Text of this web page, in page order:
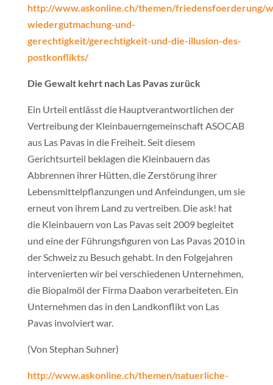
http://www.askonline.ch/themen/friedensfoerderung/
wiedergutmachung-und-
gerechtigkeit/gerechtigkeit-und-die-illusion-des-
postkonflikts/
Die Gewalt kehrt nach Las Pavas zurück
Ein Urteil entlässt die Hauptverantwortlichen der
Vertreibung der Kleinbauerngemeinschaft ASOCAB
aus Las Pavas in die Freiheit. Seit diesem
Gerichtsurteil beklagen die Kleinbauern das
Abbrennen ihrer Hütten, die Zerstörung ihrer
Lebensmittelpflanzungen und Anfeindungen, um sie
erneut von ihrem Land zu vertreiben. Die ask! hat
die Kleinbauern von Las Pavas seit 2009 begleitet
und eine der Führungsfiguren von Las Pavas 2010 in
der Schweiz zu Besuch gehabt. In den Folgejahren
intervenierten wir bei verschiedenen Unternehmen,
die Biopalmöl der Firma Daabon verarbeiteten. Ein
Unternehmen das in den Landkonflikt von Las
Pavas involviert war.
(Von Stephan Suhner)
http://www.askonline.ch/themen/natuerliche-